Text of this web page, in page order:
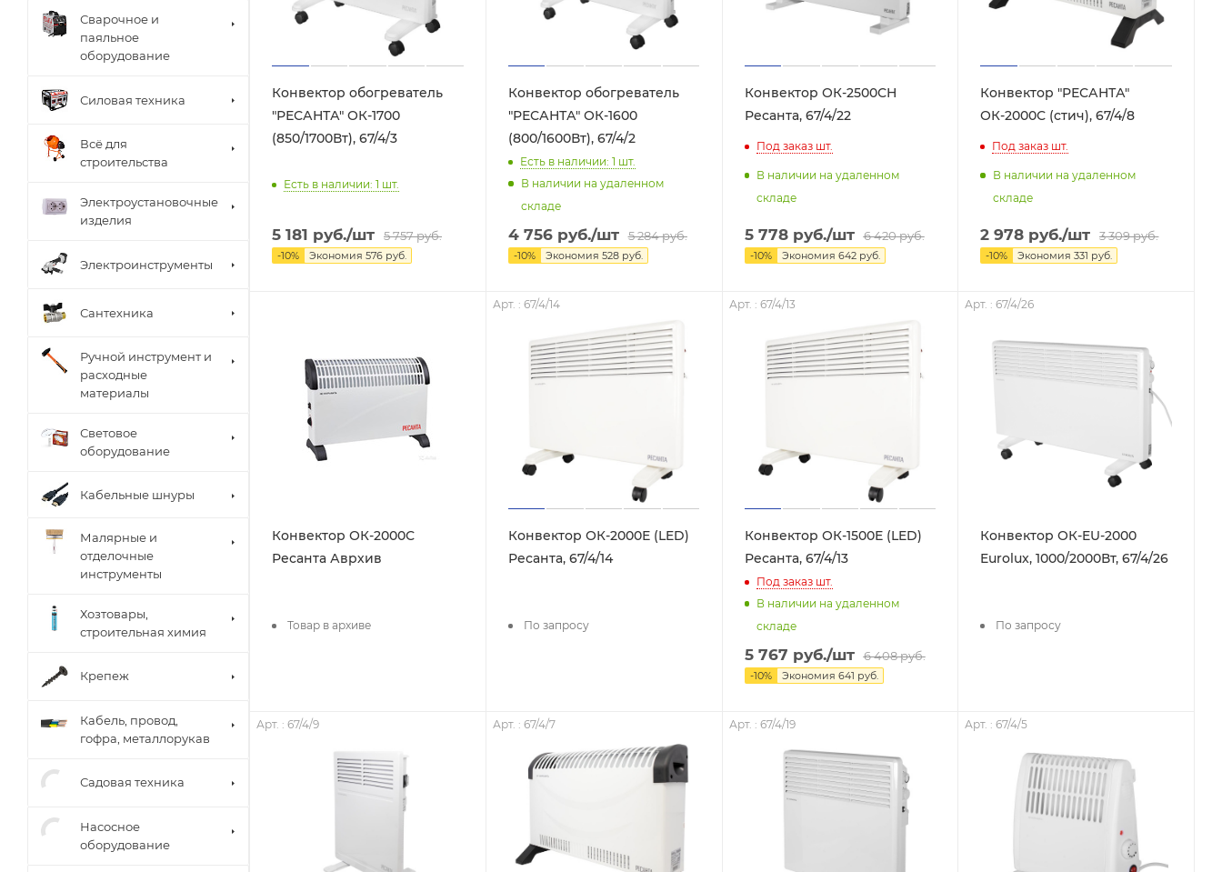
Конвектор обогреватель
"РЕСАНТА" ОК-1700
(850/1700Вт), 67/4/3
Есть в наличии: 1 шт.
5 181 руб./шт 5 757руб.
-10% Экономия 576 руб.
Конвектор обогреватель
"РЕСАНТА" ОК-1600
(800/1600Вт), 67/4/2
Есть в наличии: 1 шт.
В наличии на удаленном
складе
4 756руб./шт 5 284руб.
-10% Экономия 528руб.
Конвектор ОК-2500СН
Ресанта, 67/4/22
Под заказшт.
В наличии на удаленном
складе
5 778руб./шт 6 420руб.
-10% Экономия 642руб.
Конвектор "РЕСАНТА"
ОК-2000С (стич), 67/4/8
Под заказ шт.
В наличии на удаленном
складе
2 978 руб./шт 3 309руб.
-10% Экономия331 руб.
Конвектор ОК-2000С
Ресанта Аврхив
Товар в архиве
Арт. : 67/4/14
Конвектор ОК-2000Е (LED)
Ресанта, 67/4/14
По запросу
Арт. : 67/4/13
Конвектор ОК-1500Е (LED)
Ресанта, 67/4/13
Под заказшт.
В наличии на удаленном
складе
5 767 руб./шт 6 408руб.
-10% Экономия 641 руб.
Арт. : 67/4/26
Конвектор ОК-EU-2000
Eurolux, 1000/2000Вт, 67/4/26
По запросу
Арт. : 67/4/9 Арт. : 67/4/7 Арт. : 67/4/19 Арт. : 67/4/5
Сварочное и
паяльное
оборудование
Силовая техника
Всё для
строительства
Электроустановочные
изделия
Электроинструменты
Сантехника
Ручной инструмент и
расходные
материалы
Световое
оборудование
Кабельные шнуры
Малярные и
отделочные
инструменты
Хозтовары,
строительная химия
Крепеж
Кабель, провод,
гофра, металлорукав
Садовая техника
Насосное
оборудование